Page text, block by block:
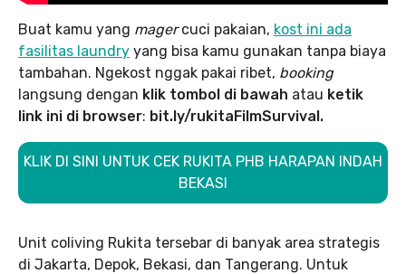
Buat kamu yang magercuci pakaian, kost ini ada
fasilitas laundry yang bisa kamu gunakan tanpa biaya
tambahan. Ngekost nggak pakai ribet, booking
langsung dengan klik tombol di bawah atau ketik
link ini di browser: bit.ly/rukitaFilmSurvival.
KLIK DI SINI UNTUK CEK RUKITA PHB HARAPAN INDAH
BEKASI
Unit coliving Rukita tersebar di banyak area strategis
di Jakarta, Depok, Bekasi, dan Tangerang. Untuk